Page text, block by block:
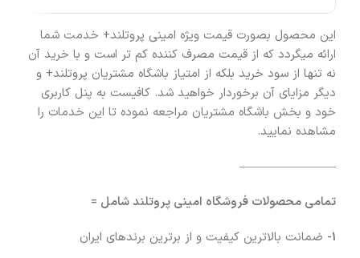
این محصول بصورت قیمت ویژه امینی پروتلند+ خدمت شما
ارائه میگردد که از قیمت مصرف کننده کم تر است و با خرید آن
نه تنها از سود خرید بلکه از امتیاز باشگاه مشتریان پروتلند+ و
دیگر مزایای آن برخوردار خواهید شد. کافیست به پنل کاربری
خود و بخش باشگاه مشتریان مراجعه نموده تا این خدمات را
مشاهده نمایید.
————————
تمامی محصولات فروشگاه امینی پروتلند شامل =
1- ضمانت بالاترین کیفیت و از برترین برندهای ایران